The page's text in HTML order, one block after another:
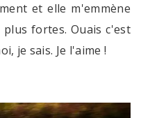
et elle m'emmène
fortes. Ouais c'est
je sais. Je l'aime !